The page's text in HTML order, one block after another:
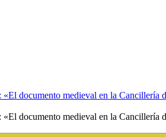
documento medieval en la Cancillería
documento medieval en la Cancillería